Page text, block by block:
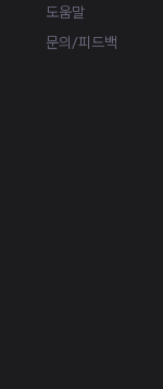
도움말
문의/피드백